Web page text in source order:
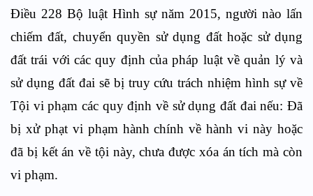
Điều 228 Bộ luật Hình sự năm 2015, người nào lấn
chiếm đất, chuyển quyền sử dụng đất hoặc sử dụng
đất trái với các quy định của pháp luật về quản lý và
sử dụng đất đai sẽ bị truy cứu trách nhiệm hình sự về
Tội vi phạm các quy định về sử dụng đất đai nếu: Đã
bị xử phạt vi phạm hành chính về hành vi này hoặc
đã bị kết án về tội này, chưa được xóa án tích mà còn
vi phạm.